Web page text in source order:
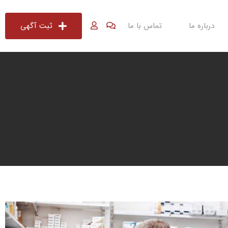
ثبت آگهی درباره ما تماس با ما